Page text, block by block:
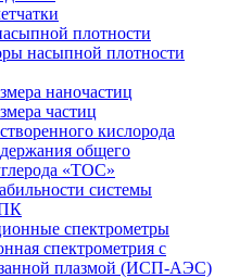
плотности
насыпной плотности
наночастиц
частиц
кислорода
общего
«TOC»
системы
спектрометры
спектрометрия с
плазмой (ИСП-АЭС)